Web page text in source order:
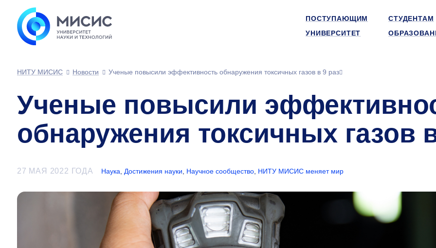
ПОСТУПАЮЩИМ
СТУДЕНТАМ
УНИВЕРСИТЕТ
НИТУ МИСИС Новости Ученые повысили эффективность обнаружения токсичных газов в 9 раз
Ученые повысили
обнаружения токсичных газов
27 МАЯ 2022 ГОДА Наука Достижения науки Научное сообщество, НИТУ МИСИС меняет мир